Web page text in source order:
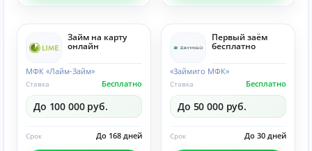
Займ на карту
онлайн
МФК «Лайм-Займ»
Бесплатно
Ставка
До 100 000 руб.
До 168 дней
Срок
Первый заём
бесплатно
«Займиго МФК»
Бесплатно
Ставка
До 50 000 руб.
До 30 дней
Срок